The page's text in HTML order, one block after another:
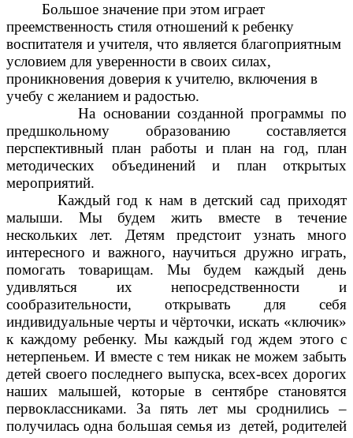
Большое значение при этом играет
преемственность стиля отношений к ребенку
воспитателя и учителя, что является благоприятным
условием для уверенности в своих силах,
проникновения доверия к учителю, включения в
учебу с желанием и радостью.
На основании созданной программы по
предшкольному образованию составляется
перспективный план работы и план на год, план
методических объединений и план открытых
мероприятий.
Каждый год к нам в детский сад приходят
малыши. Мы будем жить вместе в течение
нескольких лет. Детям предстоит узнать много
интересного и важного, научиться дружно играть,
помогать товарищам. Мы будем каждый день
удивляться их непосредственности и
сообразительности, открывать для себя
индивидуальные черты и чёрточки, искать «ключик»
к каждому ребенку. Мы каждый год ждем этого с
нетерпеньем. И вместе с тем никак не можем забыть
детей своего последнего выпуска, всех-всех дорогих
наших малышей, которые в сентябре становятся
первоклассниками. За пять лет мы сроднились –
получилась одна большая семья из детей, родителей